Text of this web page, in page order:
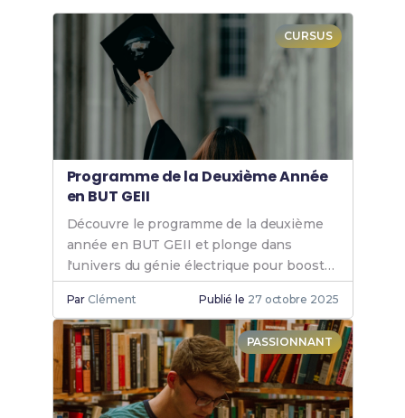
CURSUS
Programme de la Deuxième Année
en BUT GEII
Découvre le programme de la deuxième
année en BUT GEII et plonge dans
l'univers du génie électrique pour booster
tes compétences et ta carrière.
Par Clément Publié le 27 octobre 2025
PASSIONNANT